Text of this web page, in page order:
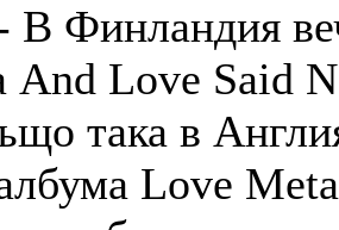
В Финландия
And Love Said
така в
Love